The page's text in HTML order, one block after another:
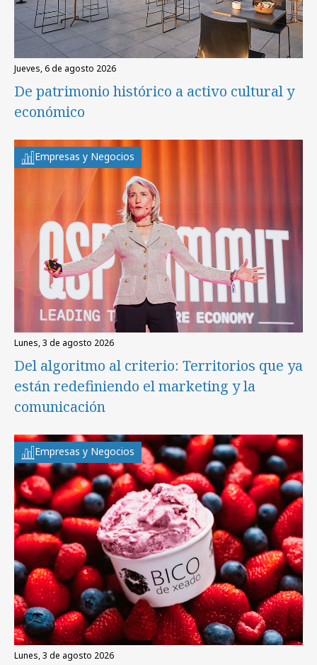
jueves, 6 de agosto 2026
De patrimonio histórico a activo cultural y
económico
Empresas y Negocios
lunes, 3 de agosto 2026
Del algoritmo al criterio: Territorios que ya
están redefiniendo el marketing y la
comunicación
Empresas y Negocios
lunes, 3 de agosto 2026